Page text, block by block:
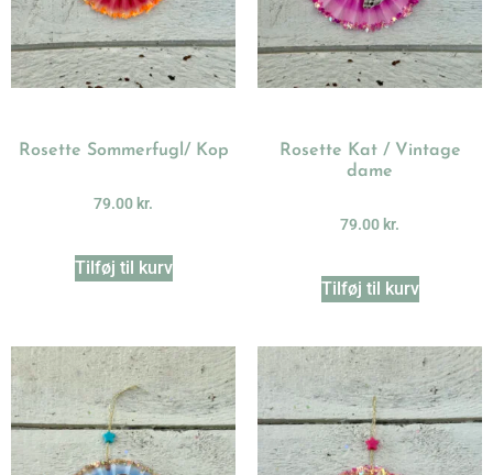
Rosette Sommerfugl/ Kop
79.00 kr.
Tilføj til kurv
Rosette Kat / Vintage
dame
79.00 kr.
Tilføj til kurv